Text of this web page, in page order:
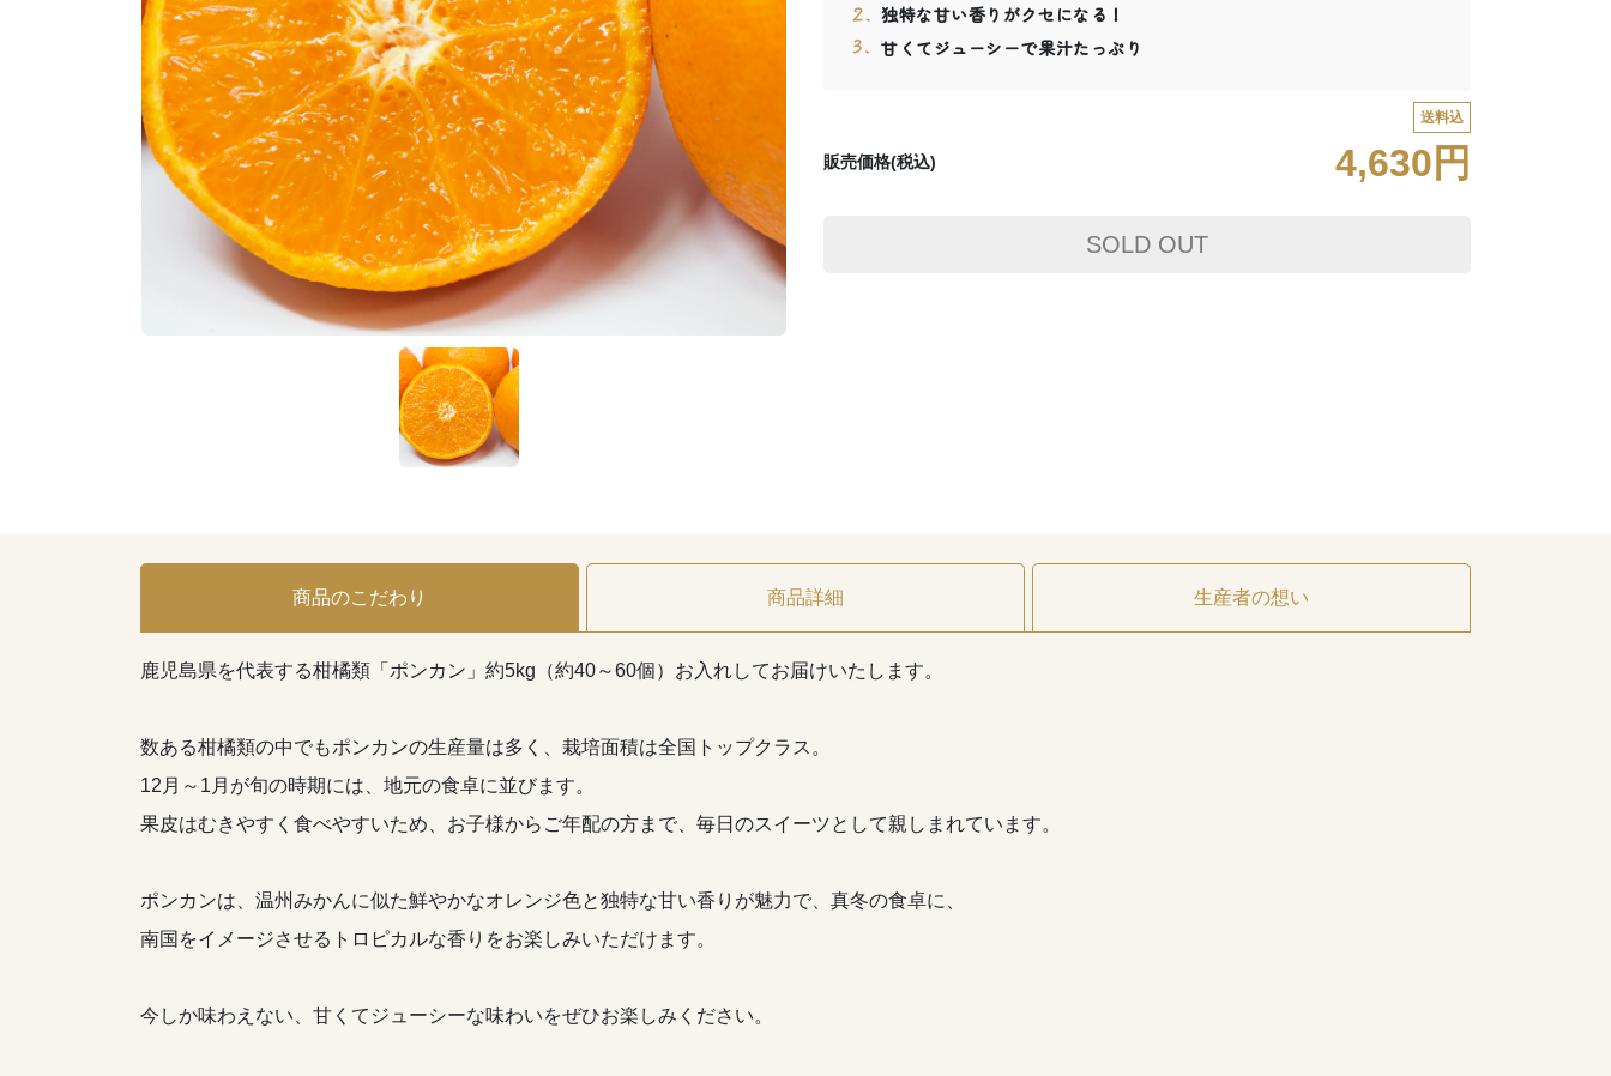
独特な甘い香りがクセになる！
甘くてジューシーで果汁たっぷり
送料込
販売価格(税込) 4,630円
SOLD OUT
商品のこだわり 商品詳細 生産者の想い
鹿児島県を代表する柑橘類「ポンカン」約5kg（約40～60個）お入れしてお届けいたします。
数ある柑橘類の中でもポンカンの生産量は多く、栽培面積は全国トップクラス。
12月～1月が旬の時期には、地元の食卓に並びます。
果皮はむきやすく食べやすいため、お子様からご年配の方まで、毎日のスイーツとして親しまれています。
ポンカンは、温州みかんに似た鮮やかなオレンジ色と独特な甘い香りが魅力で、真冬の食卓に、
南国をイメージさせるトロピカルな香りをお楽しみいただけます。
今しか味わえない、甘くてジューシーな味わいをぜひお楽しみください。